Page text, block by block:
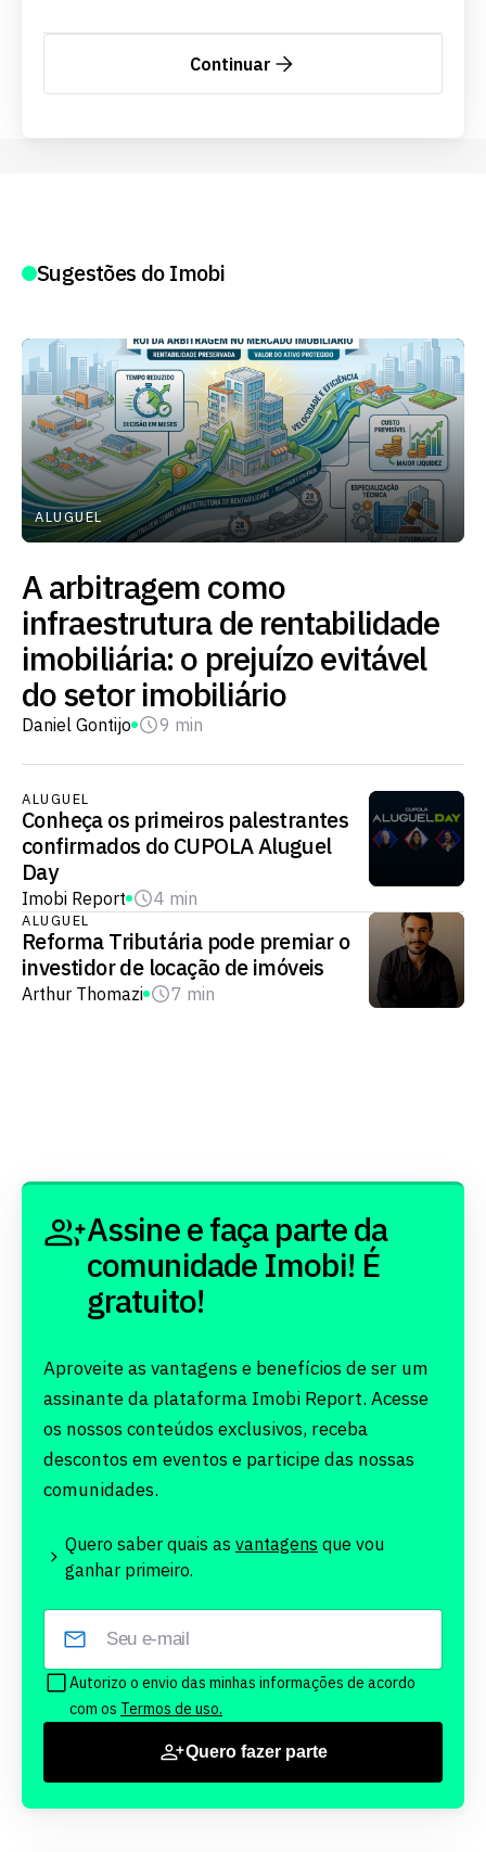
Continuar
Sugestões do Imobi
ALUGUEL
A arbitragem como
infraestrutura de rentabilidade
imobiliária: o prejuízo evitável
do setor imobiliário
Daniel Gontijo 9 min
ALUGUEL
Conheça os primeiros palestrantes
confirmados do CUPOLA Aluguel
Day
Imobi Report 4 min
ALUGUEL
Reforma Tributária pode premiar o
investidor de locação de imóveis
Arthur Thomazi 7 min
Assine e faça parte da
comunidade Imobi! É
gratuito!
Aproveite as vantagens e benefícios de ser um
assinante da plataforma Imobi Report. Acesse
os nossos conteúdos exclusivos, receba
descontos em eventos e participe das nossas
comunidades.
Quero saber quais as vantagens que vou
ganhar primeiro.
Autorizo o envio das minhas informações de acordo
com os Termos de uso.
Quero fazer parte